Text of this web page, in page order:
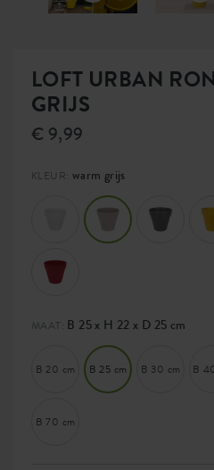
LOFT URBAN
GRIJS
€ 9,99
KLEUR: warm grijs
MAAT: B 25 x H 22 x D 25 cm
B 20 cm B 25 cm B 30 cm B
B 70 cm